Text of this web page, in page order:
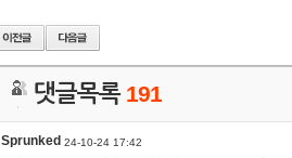
댓글목록 191
Sprunked 24-10-24 17:42